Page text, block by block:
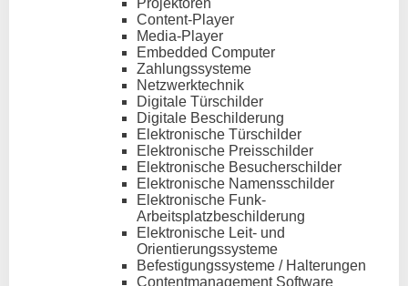
Projektoren
Content-Player
Media-Player
Embedded Computer
Zahlungssysteme
Netzwerktechnik
Digitale Türschilder
Digitale Beschilderung
Elektronische Türschilder
Elektronische Preisschilder
Elektronische Besucherschilder
Elektronische Namensschilder
Elektronische Funk-
Arbeitsplatzbeschilderung
Elektronische Leit- und
Orientierungssysteme
Befestigungssysteme / Halterungen
Contentmanagement Software